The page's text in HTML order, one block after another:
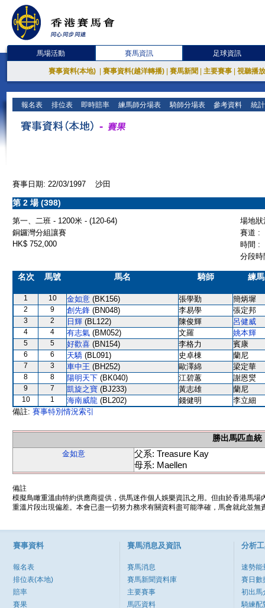
馬場活動 賽馬資訊 足球資訊
賽事資料(本地) 賽事資料(越洋轉播) 賽馬新聞 主要賽事 視聽播
報名表 排位表 即時賠率 練馬師分場表 騎師分場表 參考資料 統
賽事日期: 22/03/1997 沙田
第 2 場 (398)
第一、二班 - 1200米 - (120-64)
場地
銅鑼灣分組讓賽
賽道 :
HK$ 752,000
時間 :
分段
名次 馬號 馬名 騎師 練
1 10 金如意 (BK156) 張學勤 簡炳墀
2 9 創先鋒 (BN048) 李易學 張定邦
3 2 日輝 (BL122) 陳俊輝 呂健威
4 4 有志氣 (BM052) 文羅 姚本輝
5 5 好歡喜 (BN154) 李格力 賓康
6 6 天驕 (BL091) 史卓棟 蘭尼
7 3 車中王 (BH252) 歐澤綿 梁定華
8 8 陽明天下 (BK040) 江碧蕙 謝恩爕
9 7 凱旋之寶 (BJ233) 黃志雄 蘭尼
10 1 海南威龍 (BL202) 錢健明
李立細
備註: 賽事特別情況索引
勝出馬匹血統
金如意
父系: Treasure Kay
母系: Maellen
備註
模擬鳥瞰重溫由特約供應商提供，供馬迷作個人娛樂資訊之用。但由於香港馬
重溫片段出現偏差。本會已盡一切努力務求有關資料盡可能準確，馬會就此並
賽事資料
報名表
排位表(本地)
賠率
賽果
賽馬消息及資訊
賽馬消息
賽馬新聞資料庫
主要賽事
馬匹資料
分析
速勢能
賽日數
初出馬
騎練配